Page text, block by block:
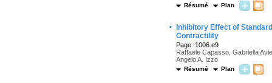
Résumé Plan
·
Inhibitory Effect of
Contractility
Page :1006.e9
Raffaele Capasso, Gabriella
Angelo A. Izzo
Résumé Plan